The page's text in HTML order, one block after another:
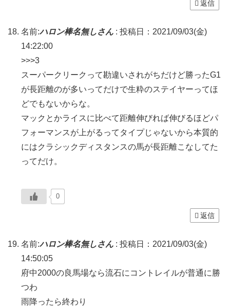
返信
名前:ハロン棒名無しさん : 投稿日：2021/09/03(金)
14:22:00
>>>3
スーパークリークって勘違いされがちだけど勝ったG1
が長距離のが多いってだけで生粋のステイヤーってほ
どでもないからな。
マックとかライスに比べて距離伸びれば伸びるほどパ
フォーマンスが上がるってタイプじゃないから本質的
にはクラシックディスタンスの馬が長距離こなしてた
ってだけ。
0
返信
名前:ハロン棒名無しさん : 投稿日：2021/09/03(金)
14:50:05
府中2000の良馬場なら流石にコントレイルが普通に勝
つわ
雨降ったら終わり